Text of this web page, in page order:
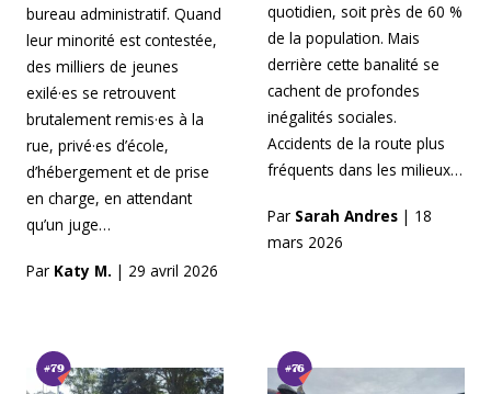
bureau administratif. Quand
leur minorité est contestée,
des milliers de jeunes
exilé·es se retrouvent
brutalement remis·es à la
rue, privé·es d’école,
d’hébergement et de prise
en charge, en attendant
qu’un juge…
Par Katy M. | 29 avril 2026
quotidien, soit près de 60 %
de la population. Mais
derrière cette banalité se
cachent de profondes
inégalités sociales.
Accidents de la route plus
fréquents dans les milieux…
Par Sarah Andres | 18
mars 2026
#79 #76